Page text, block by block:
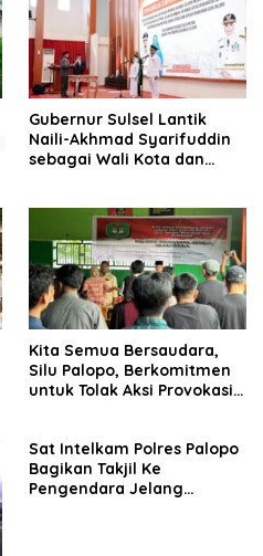
Gubernur Sulsel Lantik
Naili-Akhmad Syarifuddin
sebagai Wali Kota dan
Kita Semua Bersaudara,
Silu Palopo, Berkomitmen
untuk Tolak Aksi Provokasi
Sat Intelkam Polres Palopo
Bagikan Takjil Ke
Pengendara Jelang